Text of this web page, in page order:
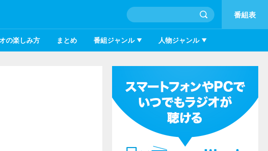
番組表
の楽しみ方 まとめ 番組ジャンル 人物ジャンル